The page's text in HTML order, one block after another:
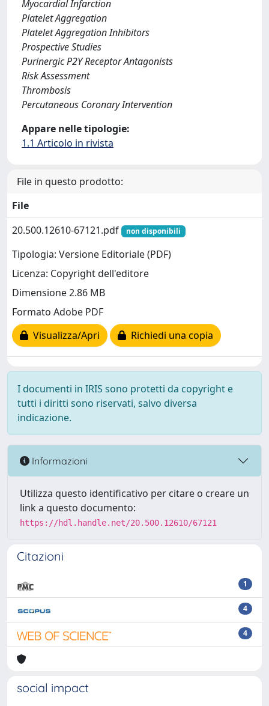
Myocardial Infarction
Platelet Aggregation
Platelet Aggregation Inhibitors
Prospective Studies
Purinergic P2Y Receptor Antagonists
Risk Assessment
Thrombosis
Percutaneous Coronary Intervention
Appare nelle tipologie:
1.1 Articolo in rivista
File in questo prodotto:
File
20.500.12610-67121.pdf
non disponibili
Tipologia: Versione Editoriale (PDF)
Licenza: Copyright dell'editore
Dimensione 2.86 MB
Formato Adobe PDF
Visualizza/Apri
Richiedi una copia
I documenti in IRIS sono protetti da copyright e
tutti i diritti sono riservati, salvo diversa
indicazione.
Informazioni
Utilizza questo identificativo per citare o creare un
link a questo documento:
https://hdl.handle.net/20.500.12610/67121
Citazioni
1
4
4
social impact